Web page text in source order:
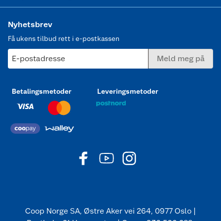
Nyhetsbrev
Få ukens tilbud rett i e-postkassen
E-postadresse Meld meg på
Betalingsmetoder Leveringsmetoder
Coop Norge SA, Østre Aker vei 264, 0977 Oslo |